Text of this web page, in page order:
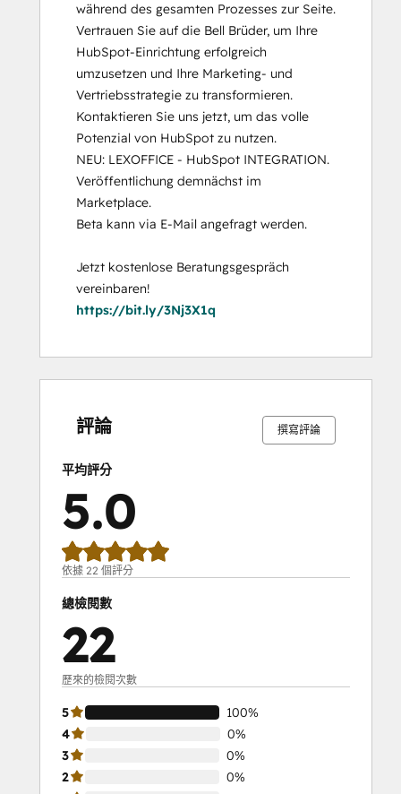
während des gesamten Prozesses zur Seite.
Vertrauen Sie auf die Bell Brüder, um Ihre
HubSpot-Einrichtung erfolgreich
umzusetzen und Ihre Marketing- und
Vertriebsstrategie zu transformieren.
Kontaktieren Sie uns jetzt, um das volle
Potenzial von HubSpot zu nutzen.
NEU: LEXOFFICE - HubSpot INTEGRATION.
Veröffentlichung demnächst im
Marketplace.
Beta kann via E-Mail angefragt werden.
Jetzt kostenlose Beratungsgespräch
https://bit.ly/3Nj3X1q
評論 撰寫評論
平均評分
5.0
依據 22 個評分
總檢閱數
22
歷來的檢閱次數
5
100%
4
成
0%
3
成
0%
2
成
0%
成
成